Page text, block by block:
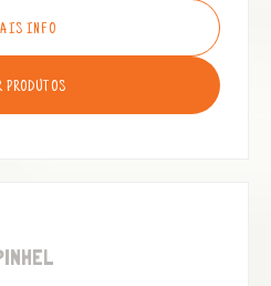
INFO
PRODUTOS